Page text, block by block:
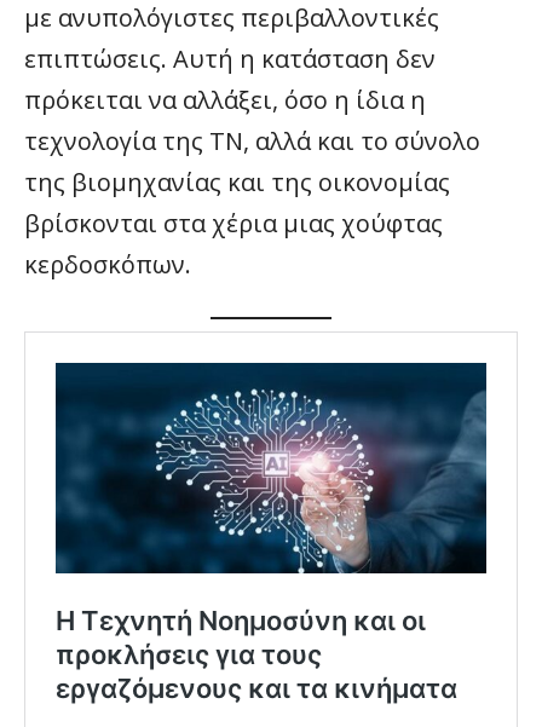
με ανυπολόγιστες περιβαλλοντικές
επιπτώσεις. Αυτή η κατάσταση δεν
πρόκειται να αλλάξει, όσο η ίδια η
τεχνολογία της ΤΝ, αλλά και το σύνολο
της βιομηχανίας και της οικονομίας
βρίσκονται στα χέρια μιας χούφτας
κερδοσκόπων.